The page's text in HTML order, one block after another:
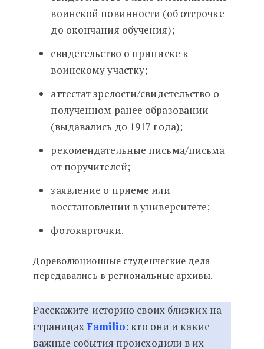
воинской повинности (об отсрочке
до окончания обучения);
свидетельство о приписке к
воинскому участку;
аттестат зрелости/свидетельство о
полученном ранее образовании
(выдавались до 1917 года);
рекомендательные письма/письма
от поручителей;
заявление о приеме или
восстановлении в университете;
фотокарточки.
Дореволюционные студенческие дела
передавались в региональные архивы.
Расскажите историю своих близких на
страницахFamilio: кто они и какие
важные события происходили в их